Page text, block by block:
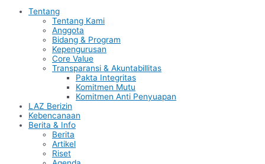
Tentang
Tentang Kami
Anggota
Bidang & Program
Kepengurusan
Core Value
Transparansi & Akuntabillitas
Pakta Integritas
Komitmen Mutu
Komitmen Anti Penyuapan
LAZ Berizin
Kebencanaan
Berita & Info
Berita
Artikel
Riset